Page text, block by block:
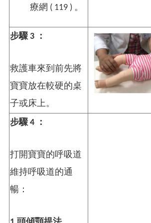
療網 ( 119 ) 。
步驟 3 ：
救護車來到前先將
寶寶放在較硬的桌
子或床上。
步驟 4 ：
打開寶寶的呼吸道
維持呼吸道的通
暢：